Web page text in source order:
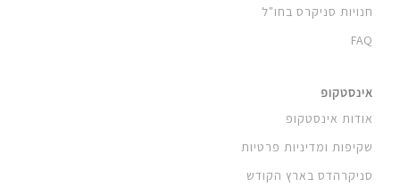
חנויות סניקרס בחו"ל
FAQ
אינסטקופ
אודות אינסטקופ
שקיפות ומדיניות פרטיות
סניקרהדס בארץ הקודש